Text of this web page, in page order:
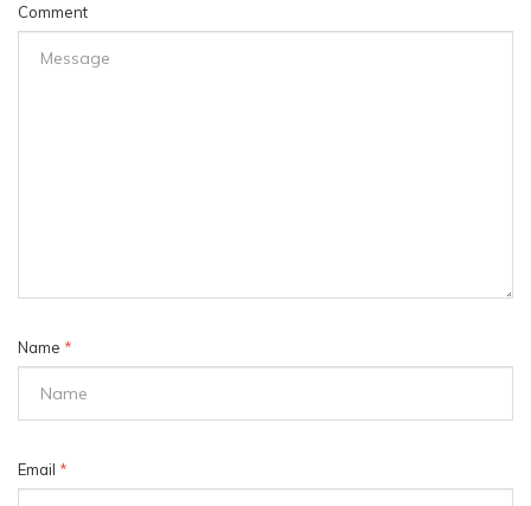
Comment
Name *
Email *